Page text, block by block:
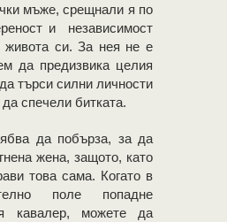
мъже, срещнали я по
и независимост
си. За нея не е
да предизвика целия
търси силни личности
спечели битката.
да побърза, за да
жена, защото, като
това сама. Когато в
поле попадне
кавалер, можете да